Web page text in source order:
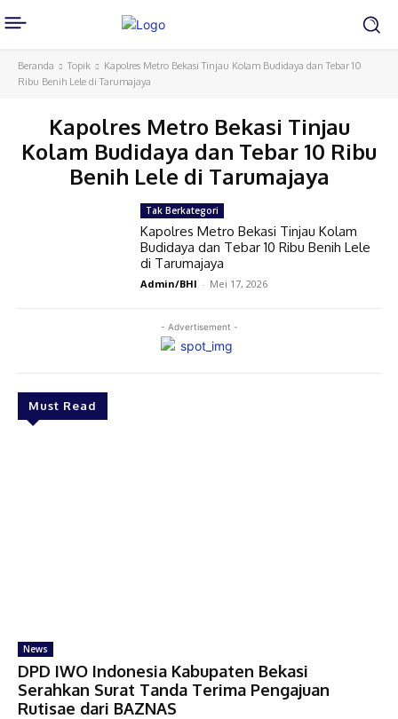
Beranda Topik
Kapolres Metro Bekasi Tinjau Kolam Budidaya dan Tebar 10
Ribu Benih Lele di Tarumajaya
Kapolres Metro Bekasi Tinjau
Kolam Budidaya dan Tebar 10 Ribu
Benih Lele di Tarumajaya
- Advertisement -
Must Read
News
DPD IWO Indonesia Kabupaten Bekasi
Serahkan Surat Tanda Terima Pengajuan
Rutisae dari BAZNAS
Tak Berkategori
Kapolres Metro Bekasi Tinjau Kolam
Budidaya dan Tebar 10 Ribu Benih Lele
di Tarumajaya
Admin/BHI - Mei 17, 2026